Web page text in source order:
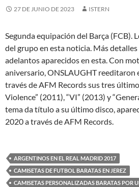
27 DE JUNIO DE 2023 ISTERN
Segunda equipación del Barça (FCB).
del grupo en esta noticia. Más
adelantos aparecidos en esta. Con
aniversario, ONSLAUGHT reeditaron
través de AFM Records sus tres
Violence” (2011), “VI” (2013) y
tema da título a su último disco,
2020 a través de AFM Records.
ARGENTINOS EN EL REAL MADRID 2017
CAMISETAS DE FUTBOL BARATAS EN JEREZ
CAMISETAS PERSONALIZADAS BARATAS POR